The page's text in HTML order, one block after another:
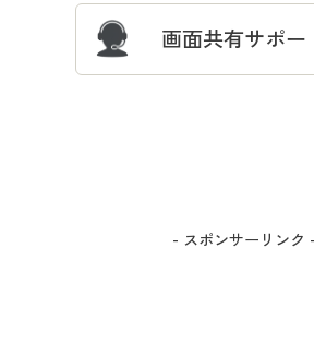
画面共有サポー
- スポンサーリンク -